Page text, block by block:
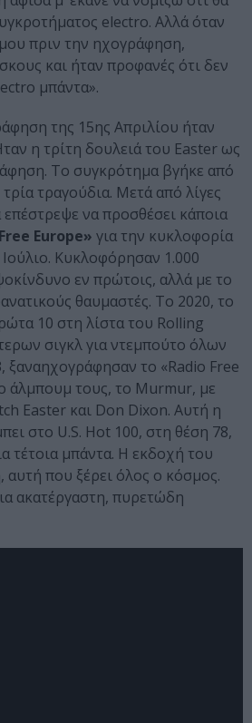
electro. Αλλά όταν
πριν την ηχογράφηση,
και ήταν προφανές ότι δεν
μπάντα».
της 15ης Απριλίου ήταν
η τρίτη δουλειά του Easter ως
Το συγκρότημα βγήκε από
τραγούδια. Μετά από λίγες
να προσθέσει κάποια
Europe» για την κυκλοφορία
Ιούλιο. Κυκλοφόρησαν 1.000
εν πρώτοις, αλλά με το
θαυμαστές. Το 2020, το
10 στη λίστα του Rolling
σιγκλ για ντεμπούτο όλων
το «Radio Free
άλμπουμ τους, το Murmur, με
Easter και Don Dixon. Αυτή η
στο U.S. Hot 100, στη θέση 78,
τέτοια μπάντα. Η εκδοχή του
αυτή που ξέρει όλος ο κόσμος.
ακατέργαστη, πυρετώδη